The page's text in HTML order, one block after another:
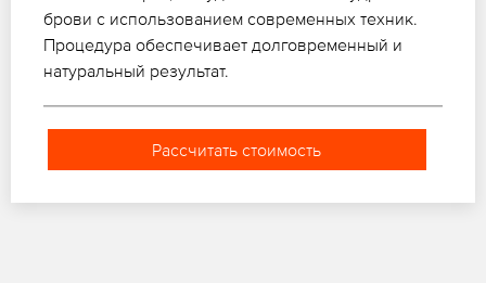
брови с использованием современных техник.
Процедура обеспечивает долговременный и
натуральный результат.
Рассчитать стоимость